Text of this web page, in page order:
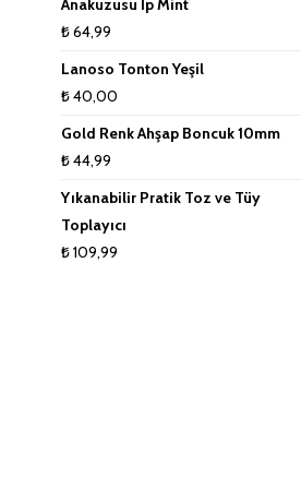
Anakuzusu İp Mint
₺64,99
Lanoso Tonton Yeşil
₺40,00
Gold Renk Ahşap Boncuk 10mm
₺44,99
Yıkanabilir Pratik Toz ve Tüy
Toplayıcı
₺109,99